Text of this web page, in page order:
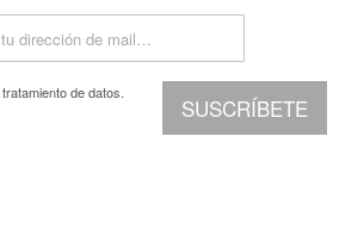
SUSCRÍBETE
tratamiento de datos.